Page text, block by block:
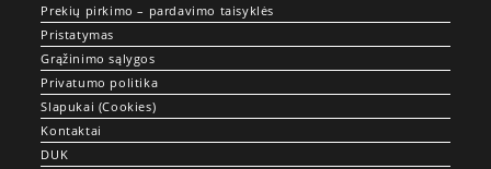
Prekių pirkimo – pardavimo taisyklės
Pristatymas
Grąžinimo sąlygos
Privatumo politika
Slapukai (Cookies)
Kontaktai
DUK